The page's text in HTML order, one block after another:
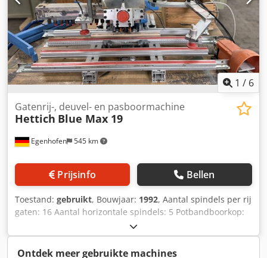
1 / 6
Egenhofen 545 km
Gatenrij-, deuvel- en pasboormachine
Hettich Blue Max 19
Prijsinfo Bellen
Toestand: gebruikt, Bouwjaar: 1992, Aantal spindels per rij
gaten: 16 Aantal horizontale spindels: 5 Potbandboorkop:
ja Boordeling: 32 mm Aandrukinrichting: ja / pneumatisch
Vermogensopname: 2,2 kW Dwjdswv Nb Njpfx Aftsa
Booreenheid: zwenkbaar
Ontdek meer gebruikte machines